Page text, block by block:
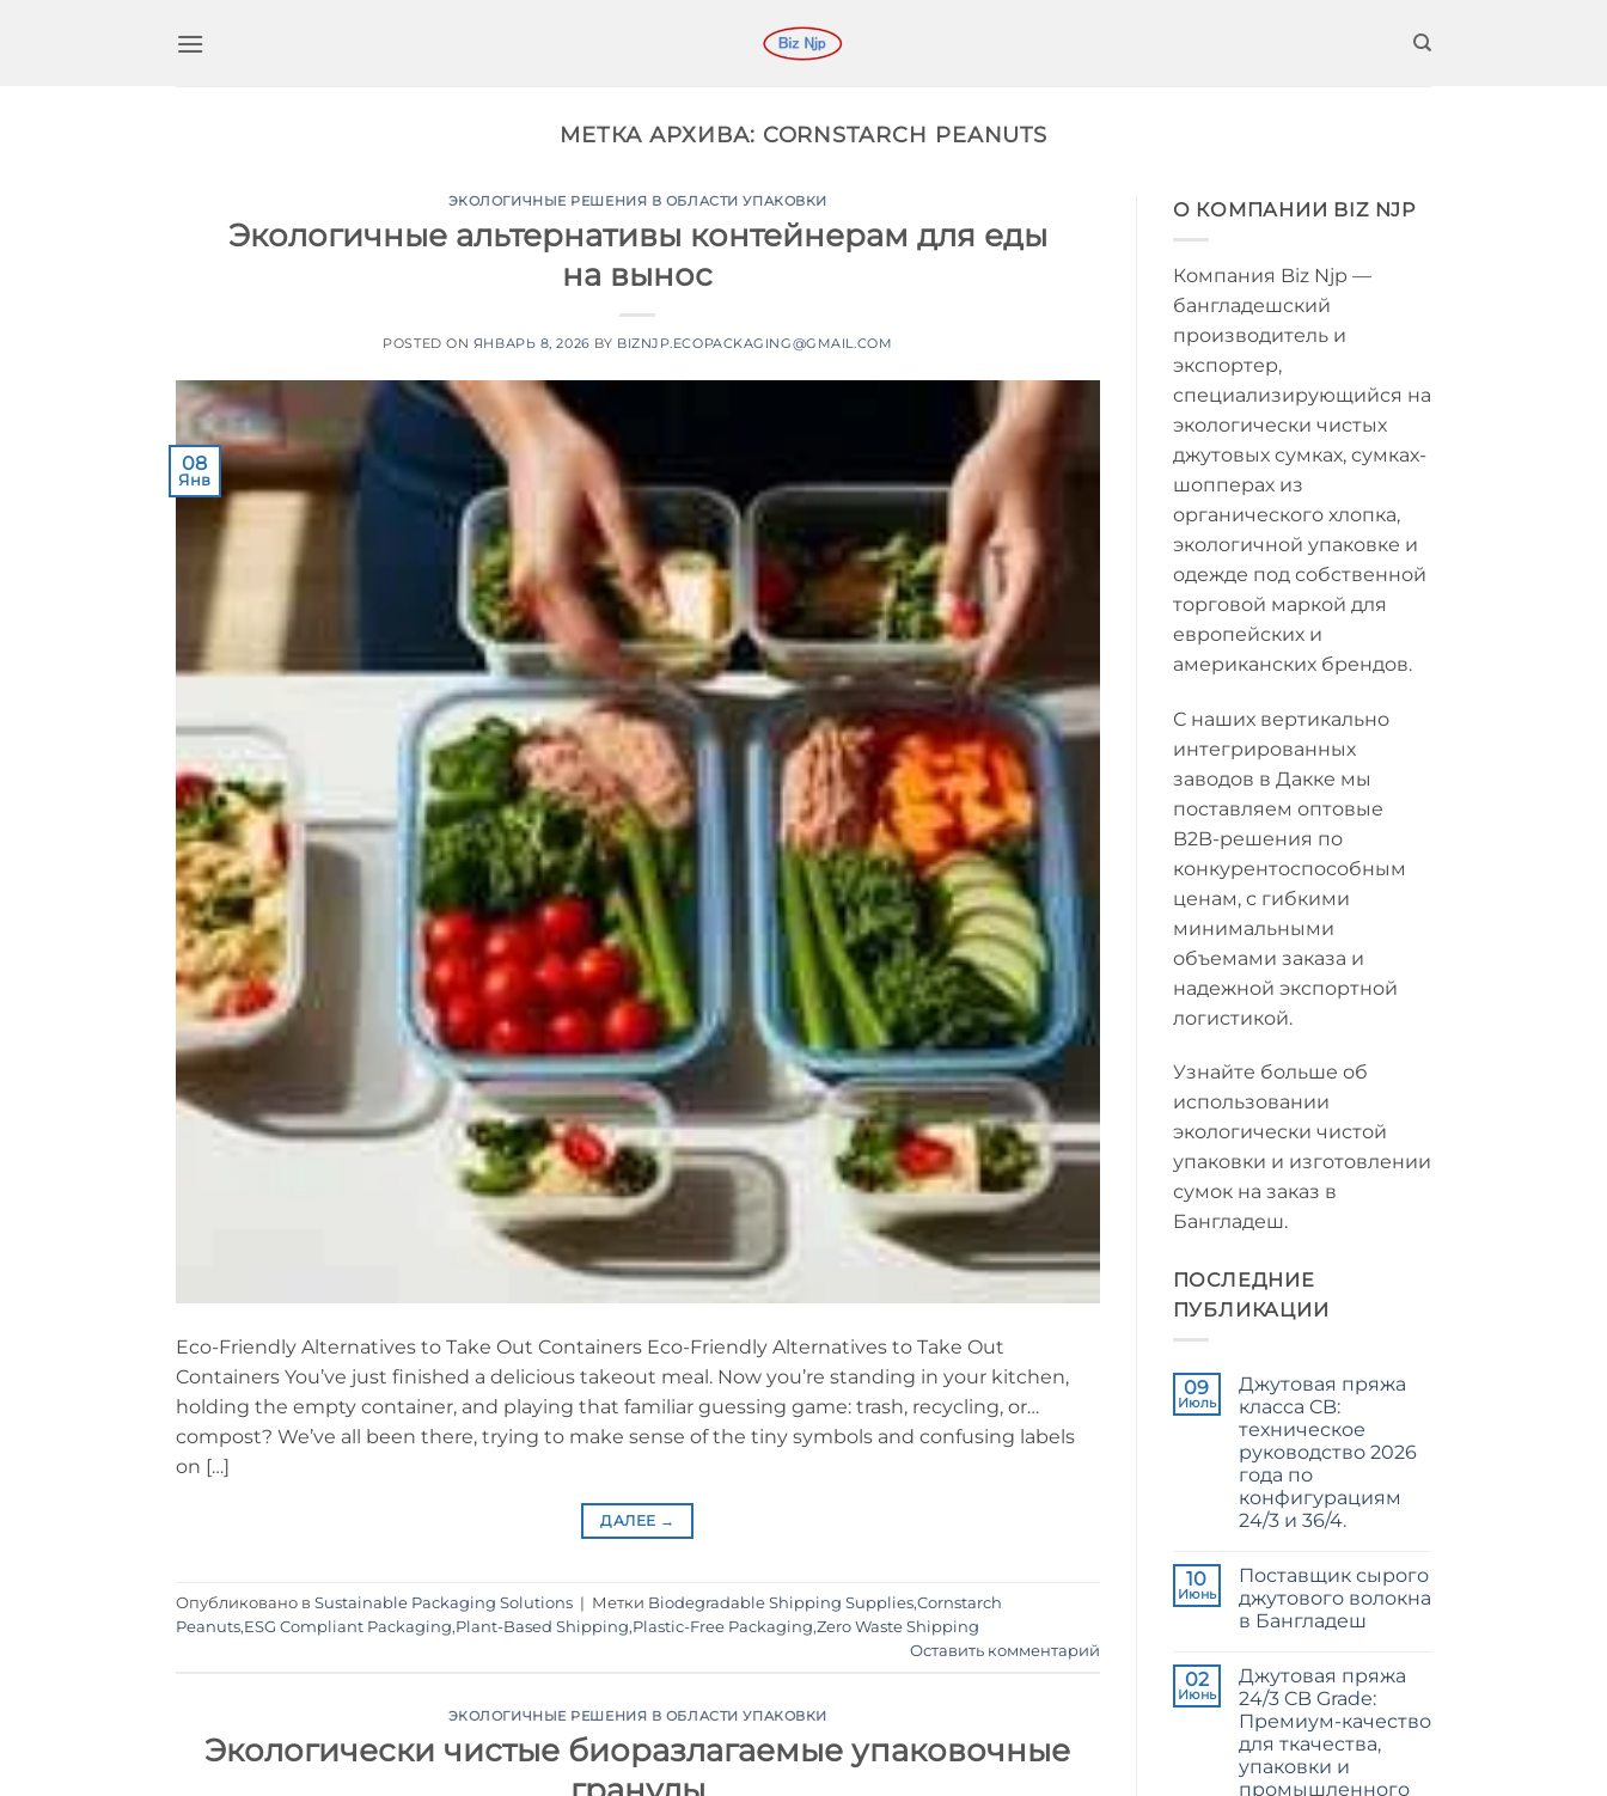
МЕТКА АРХИВА: CORNSTARCH PEANUTS
ЭКОЛОГИЧНЫЕ РЕШЕНИЯ В ОБЛАСТИ УПАКОВКИ
Экологичные альтернативы контейнерам для еды
на вынос
POSTED ON ЯНВАРЬ 8, 2026 BY BIZNJP.ECOPACKAGING@GMAIL.COM
08
Янв
Eco-Friendly Alternatives to Take Out Containers Eco-Friendly Alternatives to Take Out
Containers You’ve just finished a delicious takeout meal. Now you’re standing in your kitchen,
holding the empty container, and playing that familiar guessing game: trash, recycling, or…
compost? We’ve all been there, trying to make sense of the tiny symbols and confusing labels
on […]
ДАЛЕЕ →
Опубликовано в Sustainable Packaging Solutions | Метки Biodegradable Shipping Supplies,Cornstarch
Peanuts,ESG Compliant Packaging,Plant-Based Shipping,Plastic-Free Packaging,Zero Waste Shipping
Оставить комментарий
ЭКОЛОГИЧНЫЕ РЕШЕНИЯ В ОБЛАСТИ УПАКОВКИ
Экологически чистые биоразлагаемые упаковочные
О КОМПАНИИ BIZ NJP
Компания Biz Njp —
бангладешский
производитель и
экспортер,
специализирующийся на
экологически чистых
джутовых сумках, сумках-
шопперах из
органического хлопка,
экологичной упаковке и
одежде под собственной
торговой маркой для
европейских и
американских брендов.
С наших вертикально
интегрированных
заводов в Дакке мы
поставляем оптовые
B2B-решения по
конкурентоспособным
ценам, с гибкими
минимальными
объемами заказа и
надежной экспортной
логистикой.
Узнайте больше об
использовании
экологически чистой
упаковки и изготовлении
сумок на заказ в
Бангладеш.
ПОСЛЕДНИЕ
ПУБЛИКАЦИИ
09
Июль
Джутовая пряжа
класса CB:
техническое
руководство 2026
года по
конфигурациям
24/3 и 36/4.
записи
CB
Grade
Jute
Technical
2026
Guide
to
24/3
and
36/4
Configurations
10
Июнь
Поставщик сырого
джутового волокна
в Бангладеш
записи
Raw
Jute
Fibre
Supplier
Bangladesh
02
Июнь
Джутовая пряжа
24/3 CB Grade:
Премиум-качество
для ткачества,
упаковки и
промышленного